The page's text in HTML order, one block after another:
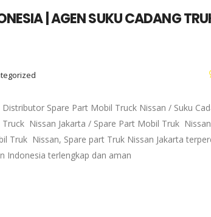
| AGEN SUKU CADANG
Spare Part Mobil Truck Nissan / Suku
Nissan Jakarta / Spare Part Mobil Truk
Nissan, Spare part Truk Nissan Jakarta
Indonesia terlengkap dan aman